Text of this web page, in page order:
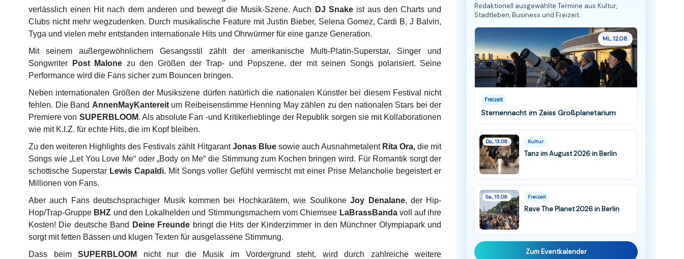
verlässlich einen Hit nach dem anderen und bewegt die Musik-Szene. Auch
DJ Snake ist aus den Charts und
Clubs nicht mehr wegzudenken. Durch musikalische Feature mit Justin Bieber, Selena Gomez, Cardi B, J Balvin,
Tyga und vielen mehr entstanden internationale Hits und Ohrwürmer für eine ganze Generation.
Mit seinem außergewöhnlichem Gesangsstil zählt der amerikanische Multi-Platin-Superstar, Singer und
Songwriter
Post Malone zu den Größen der Trap- und Popszene, der mit seinen Songs polarisiert. Seine
Performance wird die Fans sicher zum Bouncen bringen.
Neben internationalen Größen der Musikszene dürfen natürlich die nationalen Künstler bei diesem Festival nicht
fehlen. Die Band AnnenMayKantereit um Reibeisenstimme Henning May zählen zu den nationalen Stars bei der
Premiere von SUPERBLOOM. Als absolute Fan -und Kritikerlieblinge der Republik sorgen sie mit Kollaborationen
wie mit K.I.Z. für echte Hits, die im Kopf bleiben.
Zu den weiteren Highlights des Festivals zählt HitgarantJonas Blue sowie auch Ausnahmetalent Rita Ora,die mit
Songs wie „Let You Love Me“ oder „Body on Me“ die Stimmung zum Kochen bringen wird. Für Romantik sorgt der
schottische Superstar Lewis Capaldi. Mit Songs voller Gefühl vermischt mit einer Prise Melancholie begeistert er
Millionen von Fans.
Aber auch Fans deutschsprachiger Musik kommen bei Hochkarätern, wie SoulikoneJoy Denalane, der Hip-
Hop/Trap-Gruppe BHZ und den Lokalhelden und Stimmungsmachern vom Chiemsee LaBrassBanda voll auf ihre
Kosten! Die deutsche Band
Deine Freunde bringt die Hits der Kinderzimmer in den Münchner Olympiapark und
sorgt mit fetten Bässen und klugen Texten für ausgelassene Stimmung.
Dass beimSUPERBLOOM nicht nur die Musik im Vordergrund steht, wird durch zahlreiche weitere
Redaktionell ausgewählte Termine aus Kultur,
Stadtleben, Business und Freizeit.
Mi., 12.08.
Freizeit
Sternennacht im Zeiss Großplanetarium
Do., 13.08. Kultur
Tanz im August 2026 in Berlin
Sa., 15.08. Freizeit
Rave The Planet 2026 in Berlin
Zum Eventkalender